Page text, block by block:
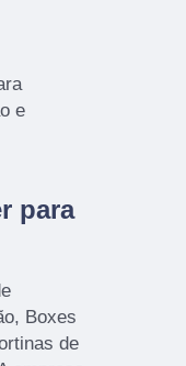
e
para
Boxes
de